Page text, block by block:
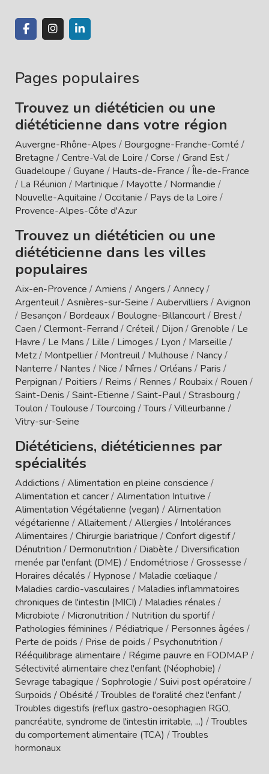
Pages populaires
Trouvez un diététicien ou une
diététicienne dans votre région
Auvergne-Rhône-Alpes / Bourgogne-Franche-Comté /
Bretagne /Centre-Val de Loire /Corse /Grand Est/
Guadeloupe /Guyane / Hauts-de-France /Île-de-France
/ La Réunion / Martinique / Mayotte / Normandie /
Nouvelle-Aquitaine /Occitanie / Pays de la Loire /
Provence-Alpes-Côte d'Azur
Trouvez un diététicien ou une
diététicienne dans les villes
populaires
Aix-en-Provence /Amiens /Angers /Annecy/
Argenteuil/Asnières-sur-Seine /Aubervilliers /Avignon
/ Besançon / Bordeaux/ Boulogne-Billancourt/ Brest/
Caen /Clermont-Ferrand /Créteil/ Dijon /Grenoble / Le
Havre / Le Mans / Lille / Limoges / Lyon / Marseille /
Metz/ Montpellier/ Montreuil/ Mulhouse / Nancy/
Nanterre / Nantes / Nice / Nîmes /Orléans / Paris /
Perpignan / Poitiers / Reims / Rennes / Roubaix/ Rouen /
Saint-Denis /Saint-Etienne /Saint-Paul/Strasbourg /
Toulon /Toulouse /Tourcoing /Tours /Villeurbanne /
Vitry-sur-Seine
Diététiciens, diététiciennes par
spécialités
Addictions /Alimentation en pleine conscience /
Alimentation et cancer/Alimentation Intuitive /
Alimentation Végétalienne (vegan) /Alimentation
végétarienne /Allaitement/Allergies / Intolérances
Alimentaires /Chirurgie bariatrique /Confort digestif/
Dénutrition / Dermonutrition / Diabète / Diversification
menée par l'enfant (DME) / Endométriose /Grossesse /
Horaires décalés / Hypnose / Maladie cœliaque /
Maladies cardio-vasculaires / Maladies inflammatoires
chroniques de l'intestin (MICI) / Maladies rénales /
Microbiote / Micronutrition / Nutrition du sportif/
Pathologies féminines / Pédiatrique / Personnes âgées /
Perte de poids / Prise de poids / Psychonutrition /
Rééquilibrage alimentaire / Régime pauvre en FODMAP /
Sélectivité alimentaire chez l'enfant (Néophobie) /
Sevrage tabagique /Sophrologie /Suivi post opératoire /
Surpoids / Obésité /Troubles de l'oralité chez l'enfant/
Troubles digestifs (reflux gastro-oesophagien RGO,
pancréatite, syndrome de l'intestin irritable, ...) /Troubles
du comportement alimentaire (TCA) /Troubles
hormonaux